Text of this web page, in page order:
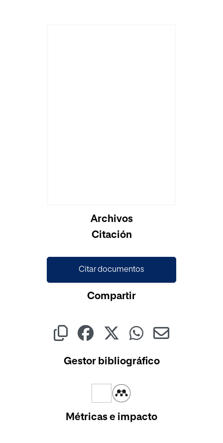
Archivos
Citación
Citar documentos
Compartir
Gestor bibliográfico
Métricas e impacto